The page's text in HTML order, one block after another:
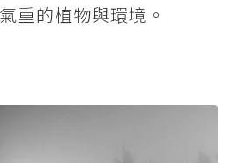
重的植物與環境。